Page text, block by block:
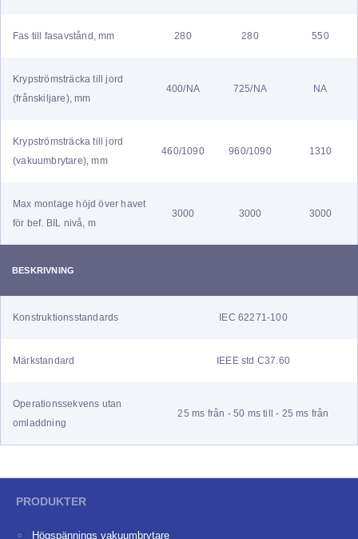
Fas till fasavstånd, mm 280 280 550
Krypströmsträcka till jord
(frånskiljare), mm
400/NA 725/NA NA
Krypströmsträcka till jord
(vakuumbrytare), mm
460/1090 960/1090 1310
Max montage höjd över havet
för bef. BIL nivå, m
3000 3000 3000
BESKRIVNING
Konstruktionsstandards IEC 62271-100
Märkstandard IEEE std C37.60
Operationssekvens utan
omladdning
25 ms från - 50 ms till - 25 ms från
PRODUKTER
Högspännings vakuumbrytare